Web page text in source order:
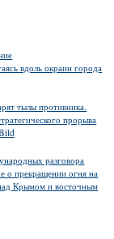
вдоль окраин города
тылы противника.
прорыва
разговора
о прекращении огня на
Крымом и восточным